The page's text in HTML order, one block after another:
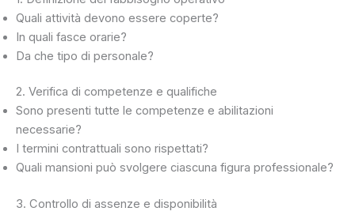
Quali attività devono essere coperte?
In quali fasce orarie?
Da che tipo di personale?
2. Verifica di competenze e qualifiche
Sono presenti tutte le competenze e abilitazioni
necessarie?
I termini contrattuali sono rispettati?
Quali mansioni può svolgere ciascuna figura professionale?
3. Controllo di assenze e disponibilità